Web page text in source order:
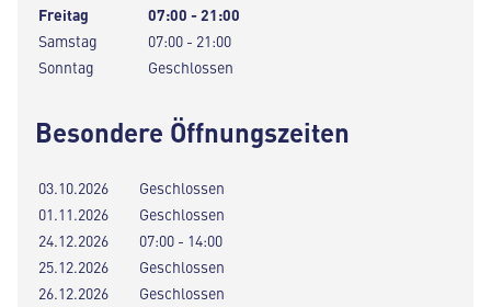
Freitag
07:00 - 21:00
Samstag
07:00 - 21:00
Sonntag
Geschlossen
Besondere Öffnungszeiten
03.10.2026
Geschlossen
01.11.2026
Geschlossen
24.12.2026
07:00 - 14:00
25.12.2026
Geschlossen
26.12.2026
Geschlossen